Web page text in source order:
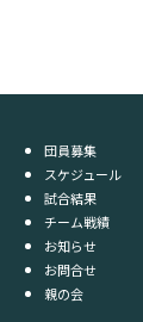
団員募集
スケジュール
試合結果
チーム戦績
お知らせ
お問合せ
親の会